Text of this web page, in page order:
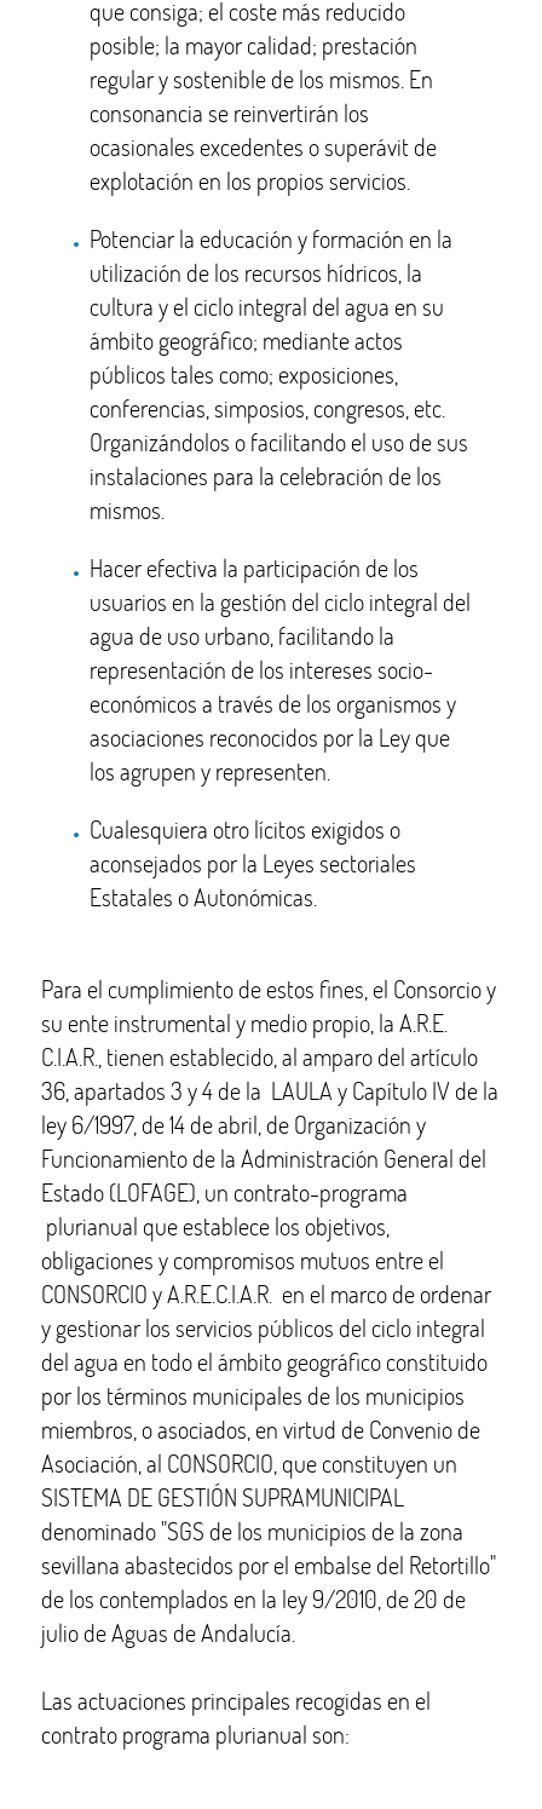
que consiga; el coste más reducido
posible; la mayor calidad; prestación
regular y sostenible de los mismos. En
consonancia se reinvertirán los
ocasionales excedentes o superávit de
explotación en los propios servicios.
Potenciar la educación y formación en la
utilización de los recursos hídricos, la
cultura y el ciclo integral del agua en su
ámbito geográfico; mediante actos
públicos tales como; exposiciones,
conferencias, simposios, congresos, etc.
Organizándolos o facilitando el uso de sus
instalaciones para la celebración de los
mismos.
Hacer efectiva la participación de los
usuarios en la gestión del ciclo integral del
agua de uso urbano, facilitando la
representación de los intereses socio-
económicos a través de los organismos y
asociaciones reconocidos por la Ley que
los agrupen y representen.
Cualesquiera otro lícitos exigidos o
aconsejados por la Leyes sectoriales
Estatales o Autonómicas.
Para el cumplimiento de estos fines, el Consorcio y
su ente instrumental y medio propio, la A.R.E.
C.I.A.R., tienen establecido, al amparo del artículo
36, apartados 3 y 4 de la LAULA y Capítulo IV de la
ley 6/1997, de 14 de abril, de Organización y
Funcionamiento de la Administración General del
Estado (LOFAGE), un contrato-programa
plurianual que establece los objetivos,
obligaciones y compromisos mutuos entre el
CONSORCIO y A.R.E.C.I.A.R. en el marco de ordenar
y gestionar los servicios públicos del ciclo integral
del agua en todo el ámbito geográfico constituido
por los términos municipales de los municipios
miembros, o asociados, en virtud de Convenio de
Asociación, al CONSORCIO, que constituyen un
SISTEMA DE GESTIÓN SUPRAMUNICIPAL
denominado "SGS de los municipios de la zona
sevillana abastecidos por el embalse del Retortillo"
de los contemplados en la ley 9/2010, de 20 de
julio de Aguas de Andalucía.
Las actuaciones principales recogidas en el
contrato programa plurianual son: